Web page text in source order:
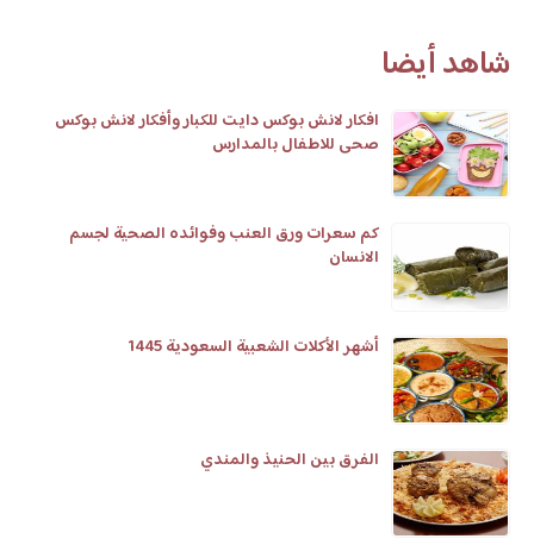
شاهد أيضا
افكار لانش بوكس دايت للكبار وأفكار لانش بوكس
صحى للاطفال بالمدارس
كم سعرات ورق العنب وفوائده الصحية لجسم
الانسان
أشهر الأكلات الشعبية السعودية 1445
الفرق بين الحنيذ والمندي